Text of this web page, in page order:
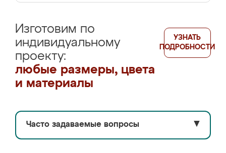
Изготовим по
индивидуальному
проекту:
любые размеры, цвета
и материалы
УЗНАТЬ
ПОДРОБНОСТИ
Часто задаваемые вопросы ▼